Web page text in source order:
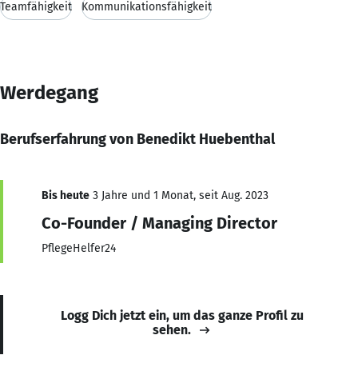
Teamfähigkeit Kommunikationsfähigkeit
Werdegang
Berufserfahrung von Benedikt Huebenthal
Bis heute 3 Jahre und 1 Monat, seit Aug. 2023
Co-Founder / Managing Director
PflegeHelfer24
Logg Dich jetzt ein, um das ganze Profil zu
sehen.